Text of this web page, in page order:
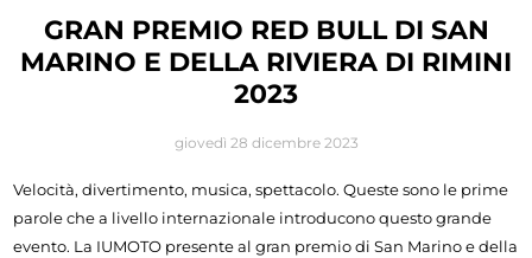
GRAN PREMIO RED BULL DI SAN
MARINO E DELLA RIVIERA DI RIMINI
2023
giovedì 28 dicembre 2023
Velocità, divertimento, musica, spettacolo. Queste sono le prime
parole che a livello internazionale introducono questo grande
evento. La IUMOTO presente al gran premio di San Marino e della